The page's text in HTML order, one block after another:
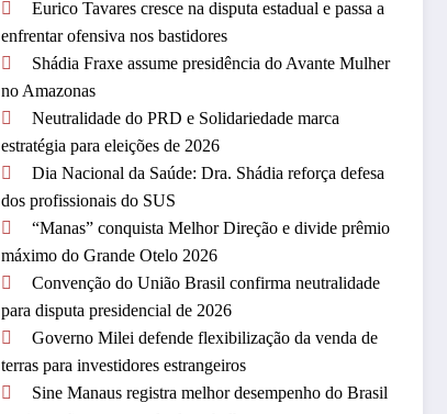
Eurico Tavares cresce na disputa estadual e passa a
enfrentar ofensiva nos bastidores
Shádia Fraxe assume presidência do Avante Mulher
no Amazonas
Neutralidade do PRD e Solidariedade marca
estratégia para eleições de 2026
Dia Nacional da Saúde: Dra. Shádia reforça defesa
dos profissionais do SUS
“Manas” conquista Melhor Direção e divide prêmio
máximo do Grande Otelo 2026
Convenção do União Brasil confirma neutralidade
para disputa presidencial de 2026
Governo Milei defende flexibilização da venda de
terras para investidores estrangeiros
Sine Manaus registra melhor desempenho do Brasil